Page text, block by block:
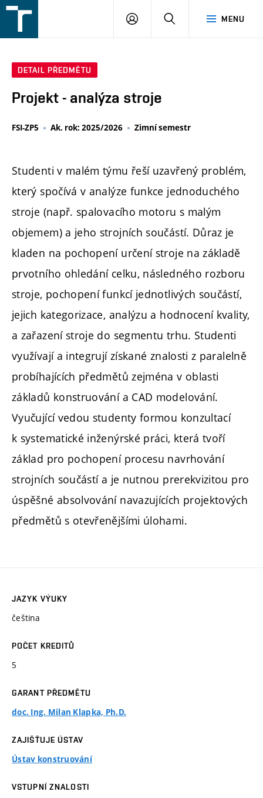
v
MENU
PŘIHLÁŠENÍ
DETAIL PŘEDMĚTU
Projekt - analýza stroje
FSI-ZP5 Ak. rok: 2025/2026 Zimní semestr
Studenti v malém týmu řeší uzavřený problém,
který spočívá v analýze funkce jednoduchého
stroje (např. spalovacího motoru s malým
objemem) a jeho strojních součástí. Důraz je
kladen na pochopení určení stroje na základě
prvotního ohledání celku, následného rozboru
stroje, pochopení funkcí jednotlivých součástí,
jejich kategorizace, analýzu a hodnocení kvality,
a zařazení stroje do segmentu trhu. Studenti
využívají a integrují získané znalosti z paralelně
probíhajících předmětů zejména v oblasti
základů konstruování a CAD modelování.
Vyučující vedou studenty formou konzultací
k systematické inženýrské práci, která tvoří
základ pro pochopení procesu navrhování
strojních součástí a je nutnou prerekvizitou pro
úspěšné absolvování navazujících projektových
předmětů s otevřenějšími úlohami.
JAZYK VÝUKY
čeština
POČET KREDITŮ
5
GARANT PŘEDMĚTU
doc. Ing. Milan Klapka, Ph.D.
ZAJIŠŤUJE ÚSTAV
Ústav konstruování
VSTUPNÍ ZNALOSTI